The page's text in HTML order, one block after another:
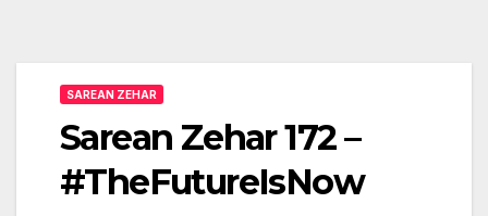
SAREAN ZEHAR
Sarean Zehar 172 –
#TheFutureIsNow